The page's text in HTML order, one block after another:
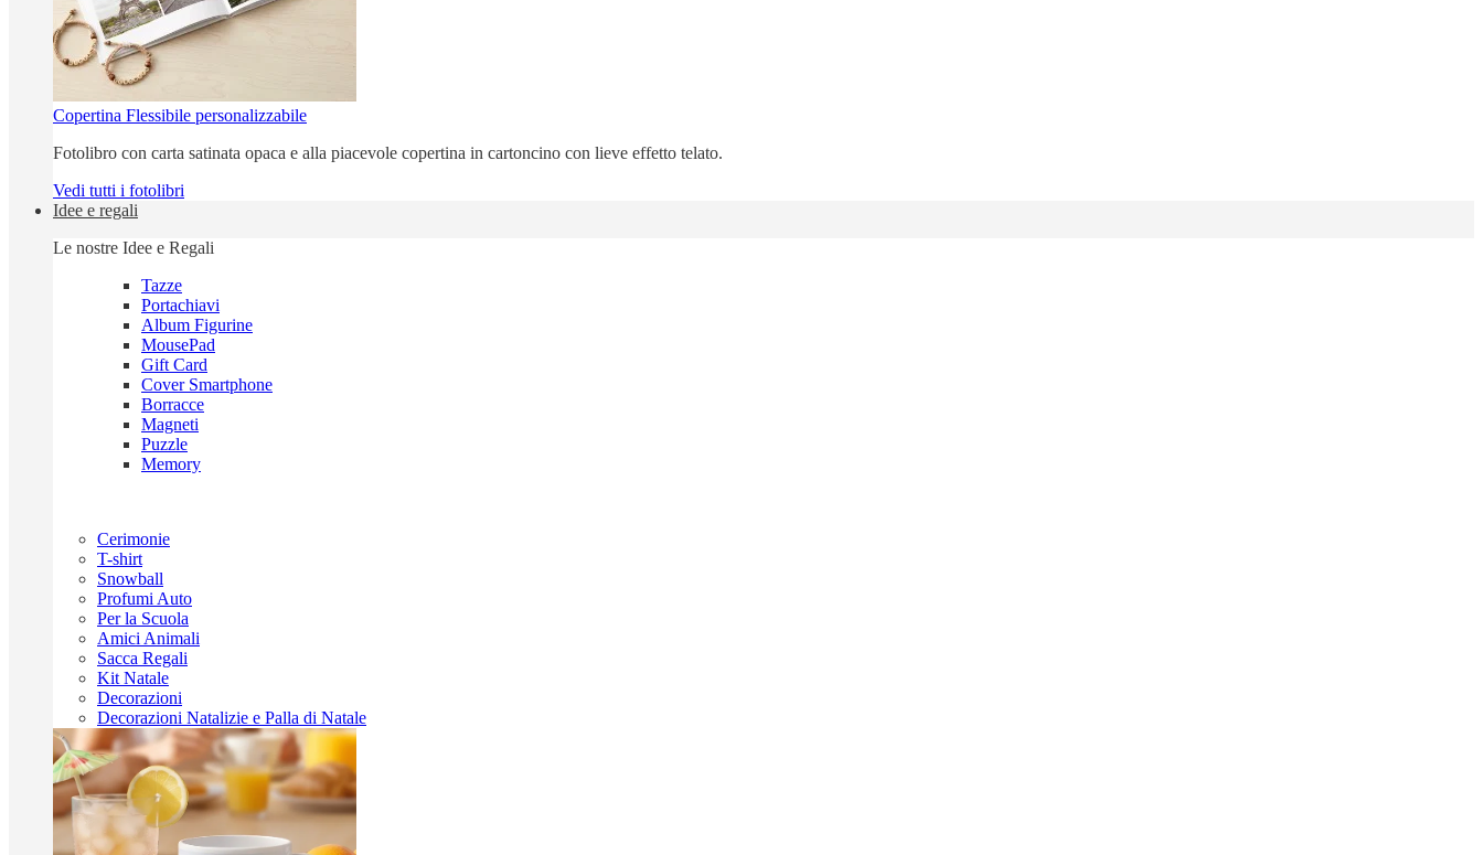
Copertina Flessibile personalizzabile
Fotolibro con carta satinata opaca e alla piacevole copertina in cartoncino con lieve effetto telato.
Vedi tutti i fotolibri
Idee e regali
Le nostre Idee e Regali
Tazze
Portachiavi
Album Figurine
MousePad
Gift Card
Cover Smartphone
Borracce
Magneti
Puzzle
Memory
Cerimonie
T-shirt
Snowball
Profumi Auto
Per la Scuola
Amici Animali
Sacca Regali
Kit Natale
Decorazioni
Decorazioni Natalizie e Palla di Natale